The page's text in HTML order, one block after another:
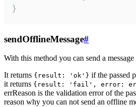
}
sendOfflineMessage#
With this method you can send a
It returns {result: 'ok'} if the passed
it returns {result: 'fail', error:
errReason is the validation error of the
reason why you can not send an offline